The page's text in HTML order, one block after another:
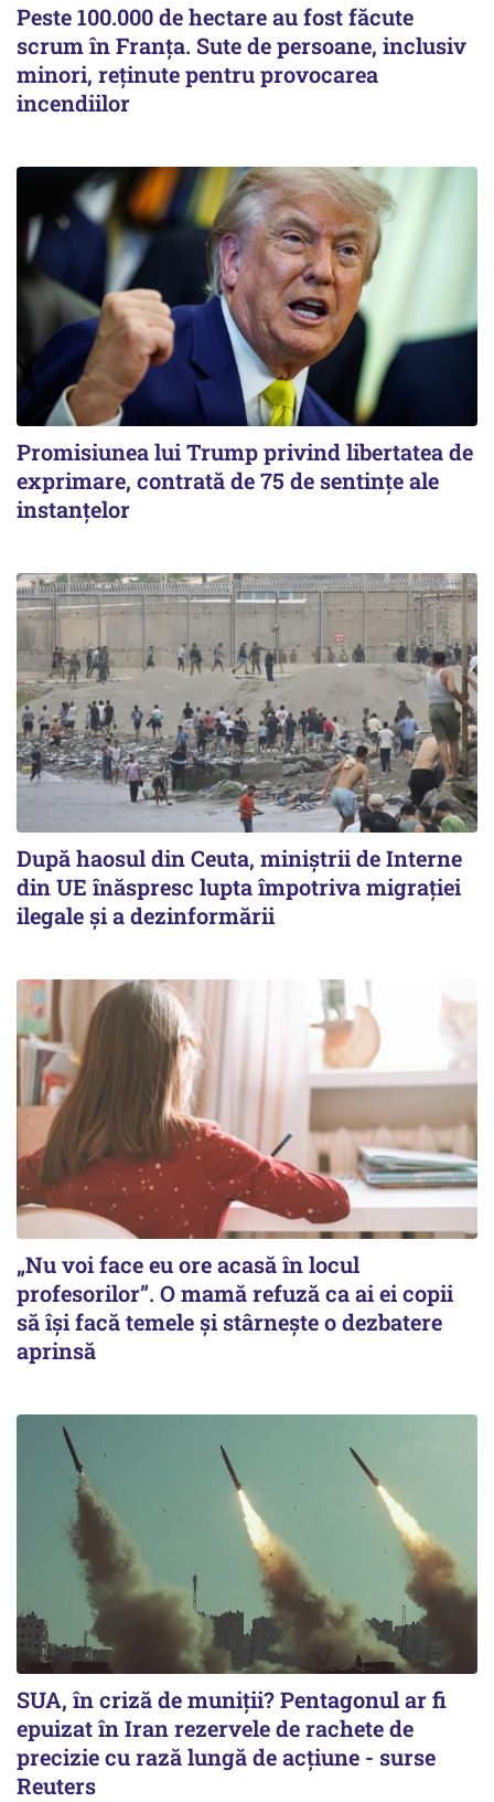
Peste 100.000 de hectare au fost făcute
scrum în Franța. Sute de persoane, inclusiv
minori, reținute pentru provocarea
incendiilor
Promisiunea lui Trump privind libertatea de
exprimare, contrată de 75 de sentințe ale
instanțelor
După haosul din Ceuta, miniștrii de Interne
din UE înăspresc lupta împotriva migrației
ilegale și a dezinformării
„Nu voi face eu ore acasă în locul
profesorilor”. O mamă refuză ca ai ei copii
să își facă temele și stârnește o dezbatere
aprinsă
SUA, în criză de muniții? Pentagonul ar fi
epuizat în Iran rezervele de rachete de
precizie cu rază lungă de acţiune - surse
Reuters